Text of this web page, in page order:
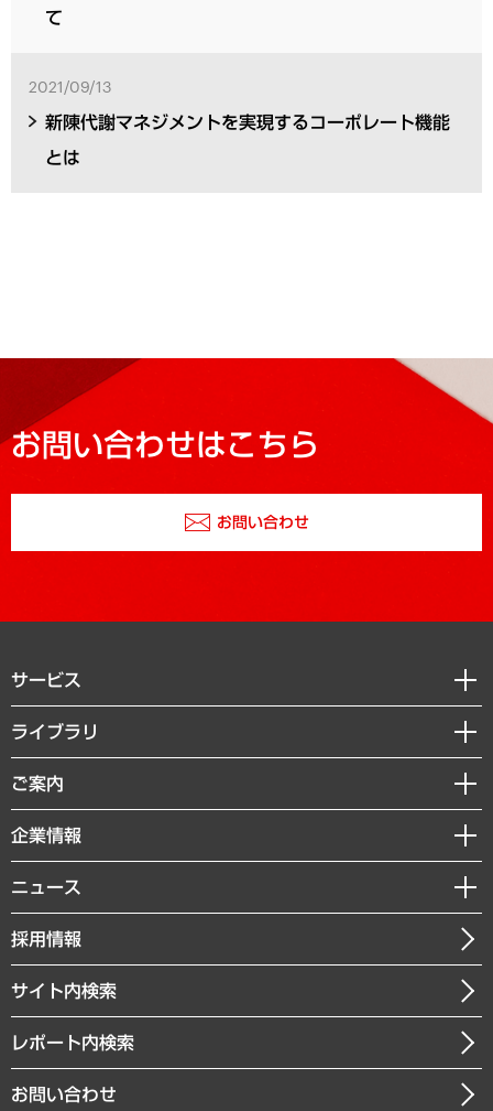
て
2021/09/13
新陳代謝マネジメントを実現するコーポレート機能
とは
お問い合わせはこちら
お問い合わせ
サービス
経営戦略
組織・人事戦略
デジタルイノベーション
共生・ダイバーシティ
GRC（ガバナンス・リスク・コンプライアンス）・防災（政策）
経済・産業・雇用・労働
まちづくり・観光・交通・スポーツ・スマートシティ
自然資源・農林水産業・食料システム
ライブラリ
経済調査
レポート
コラム
経営用語集
受託・受注実績（官公庁関連）
メディア掲載・出演
ご案内
セミナー・イベント情報
MUFGビジネスセミナー
受託案件情報
企業情報
私たちの想い
社長メッセージ
会社概要
沿革
組織図・本部部室紹介
インドネシア現地法人
ニュース
ニュースリリース
お知らせ
採用情報
サイト内検索
レポート内検索
お問い合わせ